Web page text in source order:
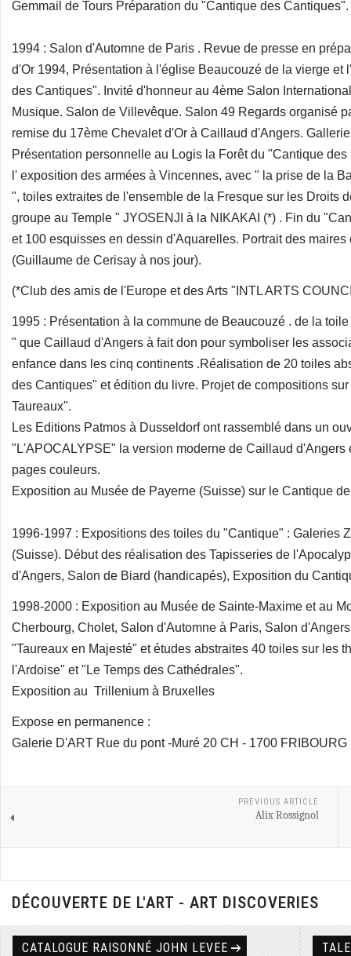
Gemmail de Tours Préparation du "Cantique des Cantiques".
1994 : Salon d'Automne de Paris . Revue de presse en
d'Or 1994, Présentation à l'église Beaucouzé de la vierge et
des Cantiques". Invité d'honneur au 4ème Salon
Musique. Salon de Villevêque. Salon 49 Regards organisé
remise du 17ème Chevalet d'Or à Caillaud d'Angers.
Présentation personnelle au Logis la Forêt du "Cantique
l' exposition des armées à Vincennes, avec " la prise de la
", toiles extraites de l'ensemble de la Fresque sur les Droits
groupe au Temple " JYOSENJI à la NIKAKAI (*) . Fin du
et 100 esquisses en dessin d'Aquarelles. Portrait des maires
(Guillaume de Cerisay à nos jour).
(*Club des amis de l'Europe et des Arts "INTL ARTS
1995 : Présentation à la commune de Beaucouzé . de la
" que Caillaud d'Angers à fait don pour symboliser les
enfance dans les cinq continents .Réalisation de 20 toiles
des Cantiques" et édition du livre. Projet de compositions
Taureaux".
Les Editions Patmos à Dusseldorf ont rassemblé dans un
"L'APOCALYPSE" la version moderne de Caillaud d'Angers
pages couleurs.
Exposition au Musée de Payerne (Suisse) sur le Cantique
1996-1997 : Expositions des toiles du "Cantique" : Galeries
(Suisse). Début des réalisation des Tapisseries de
d'Angers, Salon de Biard (handicapés), Exposition du
1998-2000 : Exposition au Musée de Sainte-Maxime et au
Cherbourg, Cholet, Salon d'Automne à Paris, Salon
"Taureaux en Majesté" et études abstraites 40 toiles sur les
l'Ardoise" et "Le Temps des Cathédrales".
Exposition au Trillenium à Bruxelles
Expose en permanence :
Galerie D'ART Rue du pont -Muré 20 CH - 1700 FRIBOURG
PREVIOUS ARTICLE
Alix Rossignol
DÉCOUVERTE DE L'ART - ART DISCOVERIES
CATALOGUE RAISONNÉ JOHN LEVEE